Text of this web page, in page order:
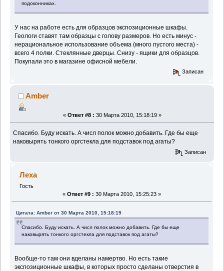
подоконниках.
У нас на работе есть для образцов экспозиционные шкафы.
Геологи ставят там образцы с голову размеров. Но есть минус -
нерациональное использование объема (много пустого места) -
всего 4 полки. Стеклянные дверцы. Снизу - ящики для образцов.
Покупали это в магазине офисной мебели.
Записан
Amber
« Ответ #8 : 30 Марта 2010, 15:18:19 »
Спасибо. Буду искать. А числ полок можно добавить. Где бы еще
наковырять тонкого оргстекла для подставок под агаты?
Записан
Леха
Гость
« Ответ #9 : 30 Марта 2010, 15:25:23 »
Цитата: Amber от 30 Марта 2010, 15:18:19
Спасибо. Буду искать. А числ полок можно добавить. Где бы еще
наковырять тонкого оргстекла для подставок под агаты?
Вообще-то там они вделаны намертво. Но есть такие
экспозиционные шкафы, в которых просто сделаны отверстия в